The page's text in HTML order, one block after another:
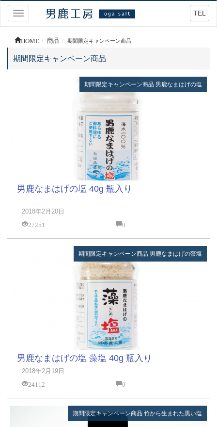
Toggle
navigation
TEL
HOME 商品 期間限定キャンペーン商品
期間限定キャンペーン商品
期間限定キャンペーン商品 男鹿なまはげの塩
男鹿なまはげの塩 40g 瓶入り
2018年2月20日
27251
0
期間限定キャンペーン商品 男鹿なまはげの藻塩
男鹿なまはげの塩 藻塩 40g 瓶入り
2018年2月19日
24112
0
期間限定キャンペーン商品 竹から生まれた黒い塩